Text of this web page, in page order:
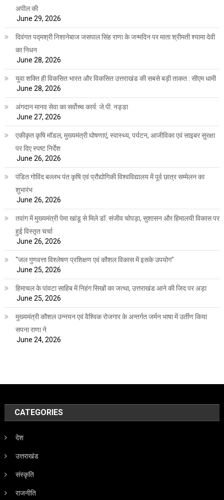
अपील की
June 29, 2026
दिवंगत पद्मश्री निशानेबाज जसपाल सिंह राणा के जन्मदिन पर माता श्रीमती श्यामा देवी
का निधन
June 28, 2026
युवा शक्ति ही विकसित भारत और विकसित उत्तराखंड की सबसे बड़ी ताकत : सीएम धामी
June 28, 2026
अंगदान मानव सेवा का सर्वोच्च कार्य: जे.पी. नड्डा
June 27, 2026
एकीकृत कृषि मॉडल, मुख्यमंत्री घोषणाएं, स्वास्थ्य, पर्यटन, आजीविका एवं साइबर सुरक्षा
पर दिए स्पष्ट निर्देश
June 26, 2026
पंडित गोविंद बल्लभ पंत कृषि एवं प्रौद्योगिकी विश्वविद्यालय में पूर्व छात्र सम्मेलन का
शुभारंभ
June 26, 2026
तवांग में मुख्यमंत्री पेमा खांडू से मिले डॉ. संजीव चोपड़ा, सुशासन और हिमालयी विकास पर
हुई विस्तृत चर्चा
June 26, 2026
“जल गुणवत्ता विश्लेषण प्रशिक्षण एवं कौशल विकास में इसके उपयोग”
June 25, 2026
हिमाचल के पांवटा साहिब में निहंग सिखों का जत्था, उत्तराखंड आने की जिद पर अड़ा
June 25, 2026
मुख्यमंत्री कौशल उन्नयन एवं वैश्विक रोजगार के अन्तर्गत जर्मन भाषा में उर्तीण किया
सपना राणा ने
June 24, 2026
CATEGORIES
देश
उत्तराखंड
संस्कृति
राजनीति